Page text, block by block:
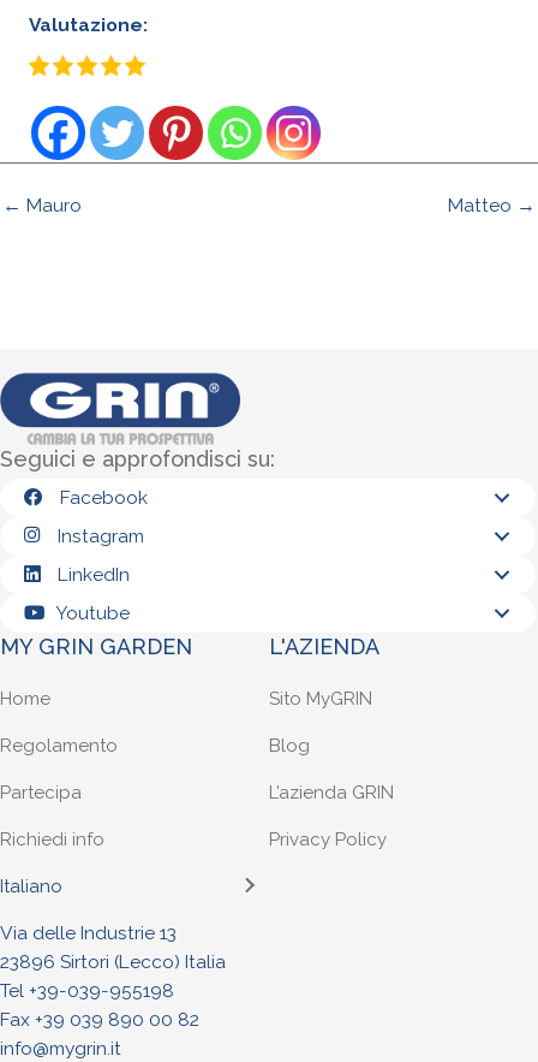
Valutazione:
← Mauro Matteo →
Seguici e approfondisci su:
Facebook
Instagram
LinkedIn
Youtube
MY GRIN GARDEN
Home
Regolamento
Partecipa
Richiedi info
Italiano
L'AZIENDA
Sito MyGRIN
Blog
L’azienda GRIN
Privacy Policy
Via delle Industrie 13
23896 Sirtori (Lecco) Italia
Tel +39-039-955198
Fax +39 039 890 00 82
info@mygrin.it